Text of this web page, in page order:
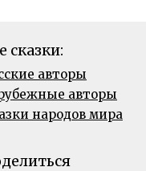
сказки:
авторы
авторы
народов мира